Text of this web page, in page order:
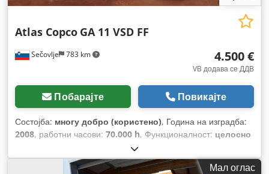
Sečovlje 783 km
Atlas Copco GA 11 VSD FF
4.500 €
VB додава се ДДВ
Побарајте Повикајте
Состојба: многу добро (користено), Година на изградба:
2008, работни часови: 70.000 h, Функционалност: целосно
, број на машина/возило:
должина:976 мм, вкупна ширина:595 мм, вкупна висина:
Мал оглас